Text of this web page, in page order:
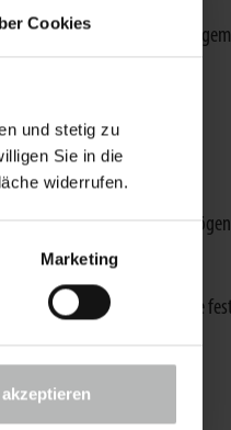
Cookies
und stetig zu
Sie in die
widerrufen.
Marketing
und somit zukunftsfest
Ihnen und Ihrem
Wenn Sie mit uns eine